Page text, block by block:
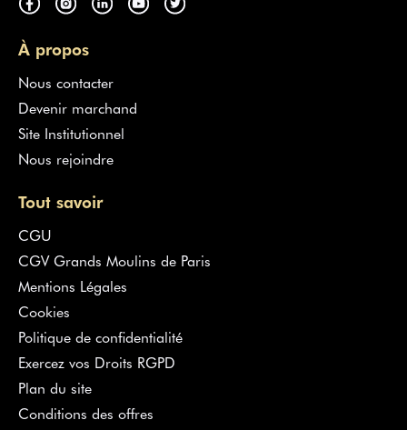
À propos
Nous contacter
Devenir marchand
Site Institutionnel
Nous rejoindre
Tout savoir
CGU
CGV Grands Moulins de Paris
Mentions Légales
Cookies
Politique de confidentialité
Exercez vos Droits RGPD
Plan du site
Conditions des offres